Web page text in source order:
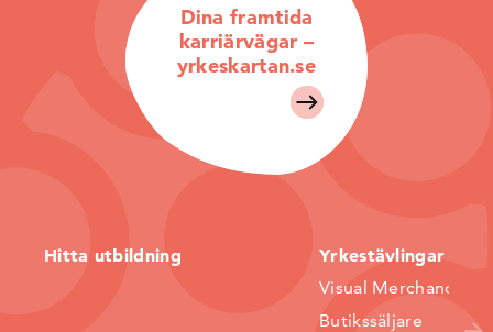
Dina framtida
karriärvägar –
yrkeskartan.se
Hitta utbildning Yrkestävlingar
Visual Merchandiser
Butikssäljare